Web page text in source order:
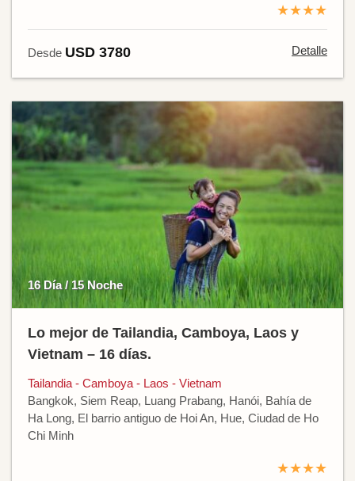
★★★★
Desde USD 3780 Detalle
16 Día / 15 Noche
Lo mejor de Tailandia, Camboya, Laos y
Vietnam – 16 días.
Tailandia - Camboya - Laos - Vietnam
Bangkok, Siem Reap, Luang Prabang, Hanói, Bahía de
Ha Long, El barrio antiguo de Hoi An, Hue, Ciudad de Ho
Chi Minh
★★★★